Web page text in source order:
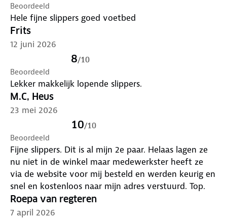
Beoordeeld
Hele fijne slippers goed voetbed
Frits
12 juni 2026
8/10
Beoordeeld
Lekker makkelijk lopende slippers.
M.C, Heus
23 mei 2026
10/10
Beoordeeld
Fijne slippers. Dit is al mijn 2e paar. Helaas lagen ze
nu niet in de winkel maar medewerkster heeft ze
via de website voor mij besteld en werden keurig en
snel en kostenloos naar mijn adres verstuurd. Top.
Roepa van regteren
7 april 2026